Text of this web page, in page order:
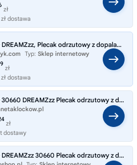
zł
dostawa
LEGO DREAMZzz, Plecak odrzutowy z dopalaczami Zoey, 30660
Typ: Sklep internetowy
zł
dostawa
LEGO 30660 DREAMZzz Plecak odrzutowy z dopalaczami Zoey
internetowy
zł
dostawy
LEGO DREAMZzz 30660 Plecak odrzutowy z dopalaczami Zoey